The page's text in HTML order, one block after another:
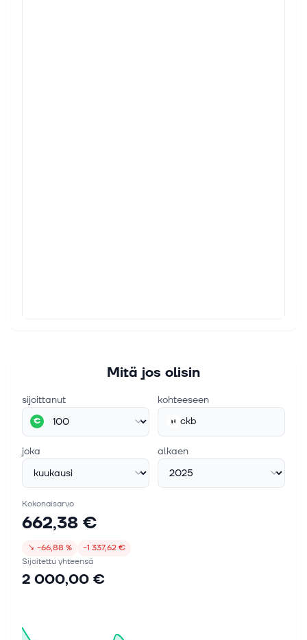
Mitä jos olisin
sijoittanut
€
kohteeseen
ckb
joka alkaen
Kokonaisarvo
662,38 €
↘ −66,88 %
−1 337,62 €
Sijoitettu yhteensä
2 000,00 €